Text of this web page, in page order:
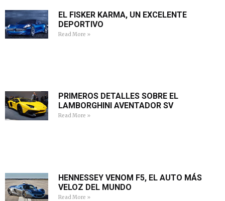
EL FISKER KARMA, UN EXCELENTE
DEPORTIVO
Read More »
PRIMEROS DETALLES SOBRE EL
LAMBORGHINI AVENTADOR SV
Read More »
HENNESSEY VENOM F5, EL AUTO MÁS
VELOZ DEL MUNDO
Read More »